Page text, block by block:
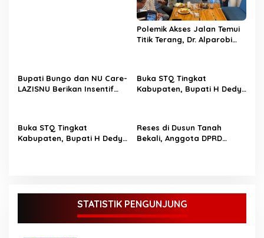
Polemik Akses Jalan Temui
Titik Terang, Dr. Alparobi
Bupati Bungo dan NU Care-
LAZISNU Berikan Insentif
Buka STQ Tingkat
Kabupaten, Bupati H Dedy
Buka STQ Tingkat
Kabupaten, Bupati H Dedy
Wakil Bupati Bungo Ustadz
resmi Seleksi Tilawatil
Reses di Dusun Tanah
Bekali, Anggota DPRD
STATISTIK PENGUNJUNG